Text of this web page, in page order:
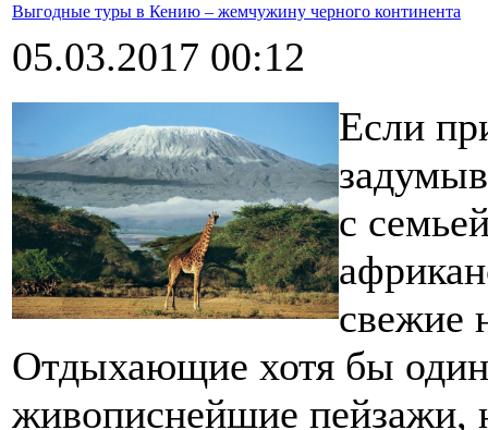
Выгодные туры в Кению – жемчужину черного континента
05.03.2017 00:12
Если
с
свежие
Отдыхающие хотя бы
живописнейшие пейзажи,